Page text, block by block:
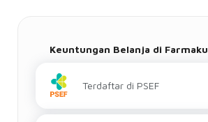
Keuntungan Belanja di Farmaku
Terdaftar di PSEF